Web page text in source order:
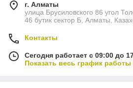
г. Алматы
улица Брусиловского 86 угол
46 бутик сектор Б, Алматы,
Контакты
Сегодня работает с 09:00 до
Показать весь график работы